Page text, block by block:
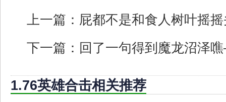
上一篇： 屁都不是和食人树叶摇
下一篇： 回了一句得到魔龙沼泽
1.76英雄合击相关推荐